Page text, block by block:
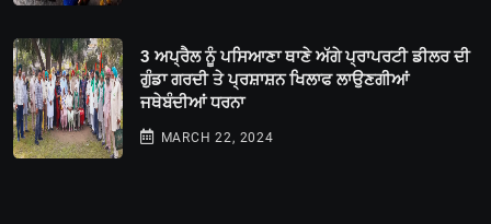
3 ਅਪ੍ਰੈਲ ਨੂੰ ਪਸਿਆਣਾ ਥਾਣੇ ਅੱਗੇ ਪ੍ਰਾਪਰਟੀ ਡੀਲਰ ਦੀ
ਗੁੰਡਾ ਗਰਦੀ ਤੇ ਪ੍ਰਸ਼ਾਸ਼ਨ ਖਿਲਾਫ ਲਾਉਣਗੀਆਂ
ਜਥੇਬੰਦੀਆਂ ਧਰਨਾ
MARCH 22, 2024